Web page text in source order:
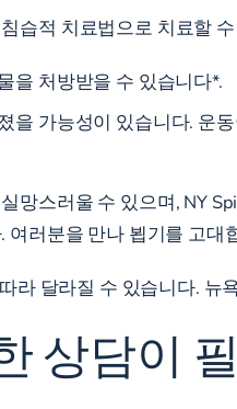
습적 치료법으로 치료할
을 처방받을 수 있습니다*.
을 가능성이 있습니다. 운
망스러울 수 있으며, NY
러분을 만나 뵙기를 고대
라 달라질 수 있습니다.
상담이